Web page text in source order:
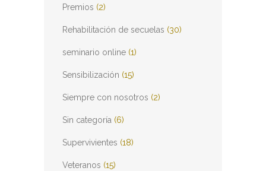
Premios (2)
Rehabilitación de secuelas (30)
seminario online (1)
Sensibilización (15)
Siempre con nosotros (2)
Sin categoría (6)
Supervivientes (18)
Veteranos (15)